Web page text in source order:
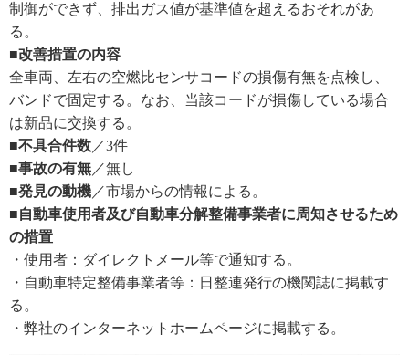
制御ができず、排出ガス値が基準値を超えるおそれがあ
る。
■改善措置の内容
全車両、左右の空燃比センサコードの損傷有無を点検し、
バンドで固定する。なお、当該コードが損傷している場合
は新品に交換する。
■不具合件数 ／3件
■事故の有無 ／無し
■発見の動機 ／市場からの情報による。
■自動車使用者及び自動車分解整備事業者に周知させるため
の措置
・使用者：ダイレクトメール等で通知する。
・自動車特定整備事業者等：日整連発行の機関誌に掲載す
る。
・弊社のインターネットホームページに掲載する。